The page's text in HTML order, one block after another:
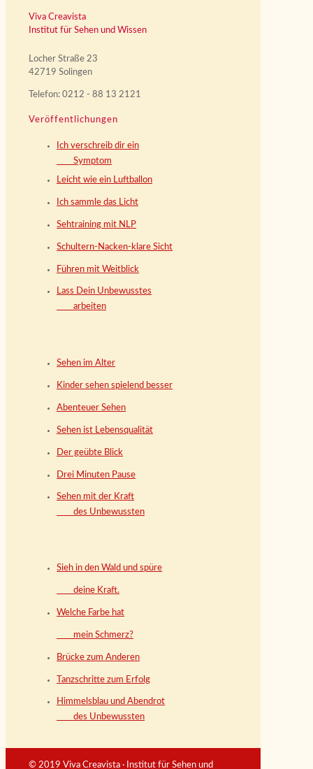
Viva Creavista
Institut für Sehen und Wissen
Locher Straße 23
42719 Solingen
Telefon: 0212 - 88 13 2121
Veröffentlichungen
Ich verschreib dir ein
Symptom
Leicht wie ein Luftballon
Ich sammle das Licht
Sehtraining mit NLP
Schultern-Nacken-klare Sicht
Führen mit Weitblick
Lass Dein Unbewusstes
arbeiten
Sehen im Alter
Kinder sehen spielend besser
Abenteuer Sehen
Sehen ist Lebensqualität
Der geübte Blick
Drei Minuten Pause
Sehen mit der Kraft
des Unbewussten
Sieh in den Wald und spüre
deine Kraft.
Welche Farbe hat
mein Schmerz?
Brücke zum Anderen
Tanzschritte zum Erfolg
Himmelsblau und Abendrot
des Unbewussten
© 2019 Viva Creavista · Institut für Sehen und